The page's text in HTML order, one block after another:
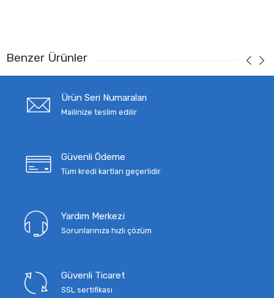
Benzer Ürünler
Ürün Seri Numaraları
Mailinize teslim edilir
Güvenli Ödeme
Tüm kredi kartları geçerlidir
Yardım Merkezi
Sorunlarınıza hızlı çözüm
Güvenli Ticaret
SSL sertifikası